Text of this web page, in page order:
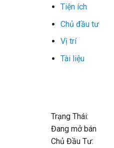
Tiện ích
Chủ đầu tư
Vị trí
Tài liệu
Trạng Thái:
Đang mở bán
Chủ Đầu Tư: